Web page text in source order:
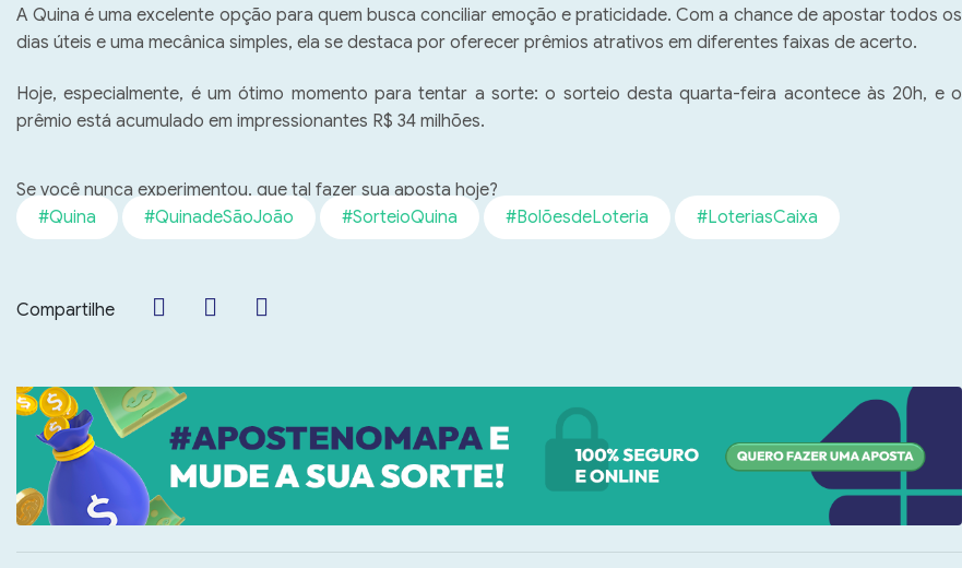
A Quina é uma excelente opção para quem busca conciliar emoção e praticidade. Com a chance de apostar todos os
dias úteis e uma mecânica simples, ela se destaca por oferecer prêmios atrativos em diferentes faixas de acerto.
Hoje, especialmente, é um ótimo momento para tentar a sorte: o sorteio desta quarta-feira acontece às 20h, e o
prêmio está acumulado em impressionantes R$ 34 milhões.
Se você nunca experimentou, que tal fazer sua aposta hoje?
#Quina
#QuinadeSãoJoão #SorteioQuina #BolõesdeLoteria #LoteriasCaixa
Compartilhe